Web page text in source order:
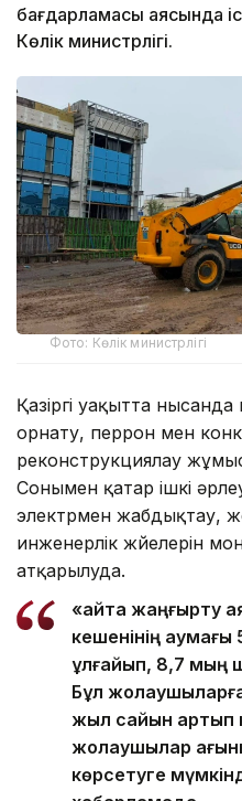
бағдарламасы аясында
Көлік министрлігі.
Фото: Көлік министрлігі
Қазіргі уақытта
орнату, перрон мен
реконструкциялау
Сонымен қатар ішкі
электрмен жабдықтау,
инженерлік жүйелерін
атқарылуда.
«Қайта жаңғырту
кешенінің
ұлғайып, 8,7 мың
Бұл
жыл сайын артып
жолаушылар
көрсетуге